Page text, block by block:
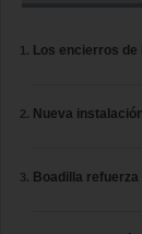
Los encierros
Nueva
Boadilla